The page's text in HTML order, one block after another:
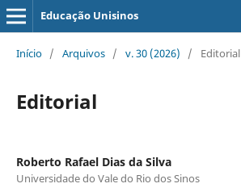
Educação Unisinos
Início / Arquivos / v. 30 (2026) / Editorial
Editorial
Roberto Rafael Dias da Silva
Universidade do Vale do Rio dos Sinos